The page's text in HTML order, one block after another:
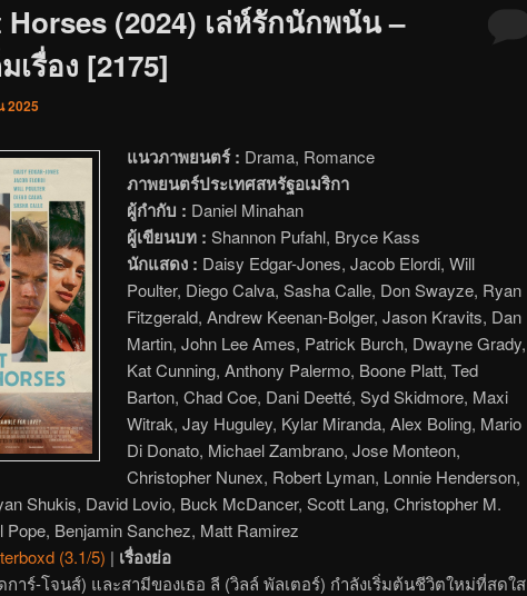
(2024) เล่ห์รักนักพนัน –
เรื่อง [2175]
2025
แนวภาพยนตร์ : Drama, Romance
ภาพยนตร์ประเทศสหรัฐอเมริกา
ผู้กำกับ : Daniel Minahan
ผู้เขียนบท : Shannon Pufahl, Bryce Kass
นักแสดง : Daisy Edgar-Jones, Jacob Elordi, Will
Poulter, Diego Calva, Sasha Calle, Don Swayze, Ryan
Fitzgerald, Andrew Keenan-Bolger, Jason Kravits, Dan
Martin, John Lee Ames, Patrick Burch, Dwayne Grady,
Kat Cunning, Anthony Palermo, Boone Platt, Ted
Barton, Chad Coe, Dani Deetté, Syd Skidmore, Maxi
Witrak, Jay Huguley, Kylar Miranda, Alex Boling, Mario
Di Donato, Michael Zambrano, Jose Monteon,
Christopher Nunex, Robert Lyman, Lonnie Henderson,
Shukis, David Lovio, Buck McDancer, Scott Lang, Christopher M.
Pope, Benjamin Sanchez, Matt Ramirez
(3.1/5) | เรื่องย่อ
การ์-โจนส์) และสามีของเธอ ลี (วิลล์ พัลเตอร์) กำลังเริ่มต้นชีวิตใหม่ที่สดใส